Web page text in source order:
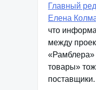
Главный
Елена
что
между
«Рамблера»
товары»
поставщики.